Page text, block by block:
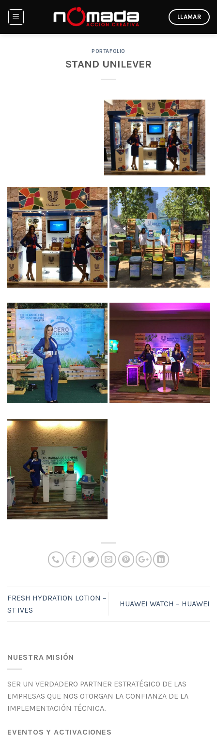
LLAMAR
PORTAFOLIO
STAND UNILEVER
FRESH HYDRATION LOTION –
ST IVES
HUAWEI WATCH – HUAWEI
NUESTRA MISIÓN
SER UN VERDADERO PARTNER ESTRATÉGICO DE LAS
EMPRESAS QUE NOS OTORGAN LA CONFIANZA DE LA
IMPLEMENTACIÓN TÉCNICA.
EVENTOS Y ACTIVACIONES